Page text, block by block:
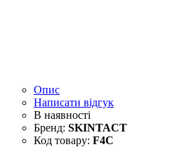
Опис
Написати відгук
SKINTACT
F4C